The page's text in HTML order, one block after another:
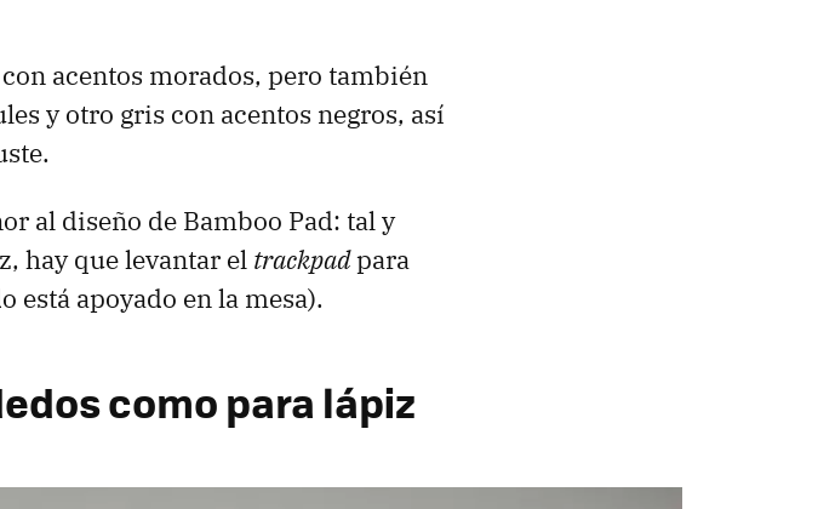
acentos morados, pero también
y otro gris con acentos negros, así
al diseño de Bamboo Pad: tal y
hay que levantar el trackpadpara
está apoyado en la mesa).
como para lápiz